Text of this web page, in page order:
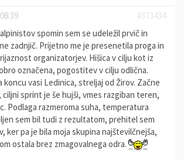
#373434
spomin sem se udeležil prvič in
zadnjič. Prijetno me je presenetila proga in
organizatorjev. Hišica v cilju kot iz
označena, pogostitev v cilju odlična.
vasi Ledinica, streljaj od Žirov. Začne
sprint je še hujši, vmes razgiban teren,
Podlaga razmeroma suha, temperatura
sem bil tudi z rezultatom, prehitel sem
ker pa je bila moja skupina najštevilčnejša,
ostala brez zmagovalnega odra.